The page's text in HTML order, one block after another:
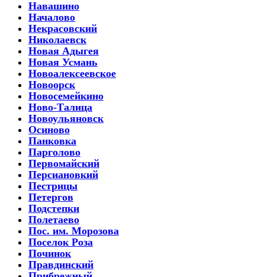
Навашино
Началово
Некрасовский
Николаевск
Новая Адыгея
Новая Усмань
Новоалексеевское
Новоорск
Новосемейкино
Ново-Талица
Новоульяновск
Осиново
Панковка
Парголово
Первомайский
Персиановкий
Пестрицы
Петергов
Подстепки
Полетаево
Пос. им. Морозова
Поселок Роза
Починок
Правдинский